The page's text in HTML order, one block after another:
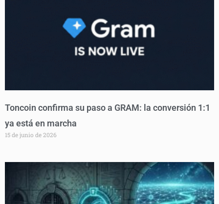
Toncoin confirma su paso a GRAM: la conversión 1:1
ya está en marcha
15 de junio de 2026